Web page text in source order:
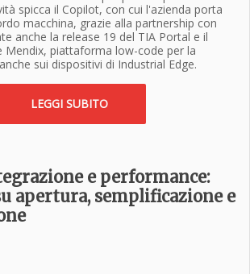
spicca il Copilot, con cui l'azienda porta
macchina, grazie alla partnership con
anche la release 19 del TIA Portal e il
Mendix, piattaforma low-code per la
sui dispositivi di Industrial Edge.
LEGGI SUBITO
e performance:
apertura, semplificazione e